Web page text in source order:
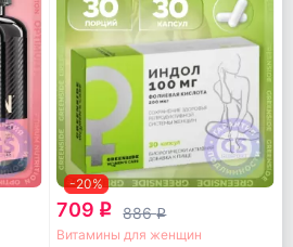
-20%
709 q 886q
Витамины для женщин